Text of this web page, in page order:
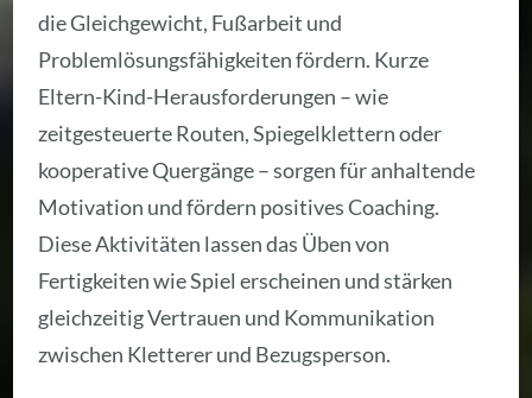
die Gleichgewicht, Fußarbeit und
Problemlösungsfähigkeiten fördern. Kurze
Eltern-Kind-Herausforderungen – wie
zeitgesteuerte Routen, Spiegelklettern oder
kooperative Quergänge – sorgen für anhaltende
Motivation und fördern positives Coaching.
Diese Aktivitäten lassen das Üben von
Fertigkeiten wie Spiel erscheinen und stärken
gleichzeitig Vertrauen und Kommunikation
zwischen Kletterer und Bezugsperson.